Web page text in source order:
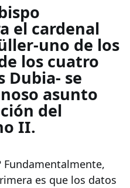
el cardenal
uno de los
los cuatro
Dubia- se
asunto
del
II.
Fundamentalmente,
es que los datos